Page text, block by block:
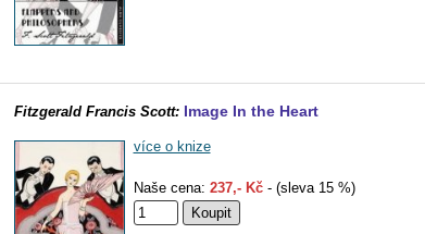
Fitzgerald Francis Scott: Image In the Heart
více o knize
Naše cena: 237,- Kč- (sleva 15 %)